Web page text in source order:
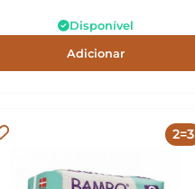
Disponível
Adicionar
2=3